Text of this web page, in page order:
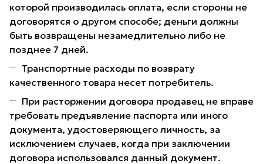
которой производилась оплата, если стороны не
договорятся о другом способе; деньги должны
быть возвращены незамедлительно либо не
позднее 7 дней.
Транспортные расходы по возврату
качественного товара несет потребитель.
При расторжении договора продавец не вправе
требовать предъявление паспорта или иного
документа, удостоверяющего личность, за
исключением случаев, когда при заключении
договора использовался данный документ.